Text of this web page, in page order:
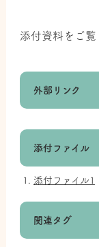
添付資料をご覧
外部リンク
添付ファイル
添付ファイル1
関連タグ